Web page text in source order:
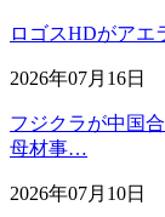
ロゴスHDがアエ
2026年07月16日
フジクラが中国
母材事…
2026年07月10日